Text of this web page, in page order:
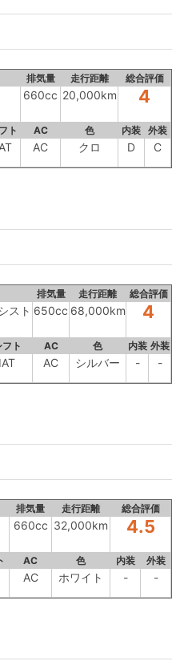
排気量 走行距離 総合評価
660cc 20,000km 4
ト AC 色 内装 外装
AC クロ D C
排気量 走行距離 総合評価
スト 650cc 68,000km 4
フト AC 色 内装 外装
IAT AC シルバー - -
排気量 走行距離 総合評価
660cc 32,000km 4.5
AC 色 内装 外装
AC ホワイト - -